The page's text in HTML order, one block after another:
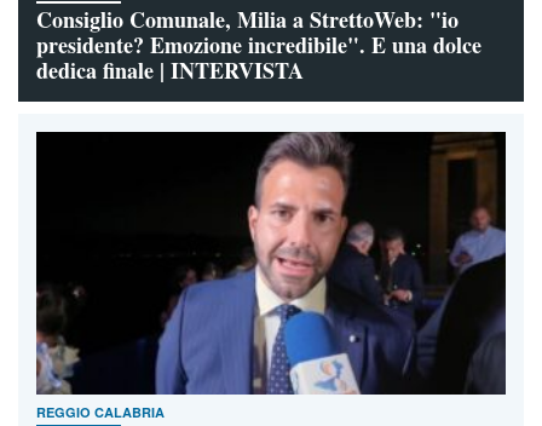
Consiglio Comunale, Milia a StrettoWeb: "io
presidente? Emozione incredibile". E una dolce
dedica finale | INTERVISTA
REGGIO CALABRIA